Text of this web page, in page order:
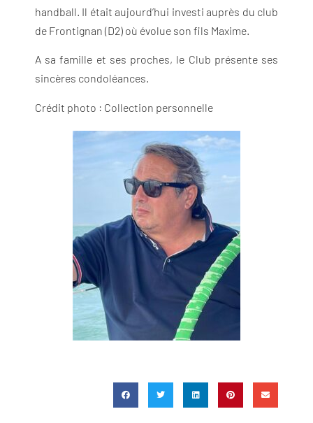
handball. Il était aujourd’hui investi auprès du club
de Frontignan (D2) où évolue son fils Maxime.
A sa famille et ses proches, le Club présente ses
sincères condoléances.
Crédit photo : Collection personnelle